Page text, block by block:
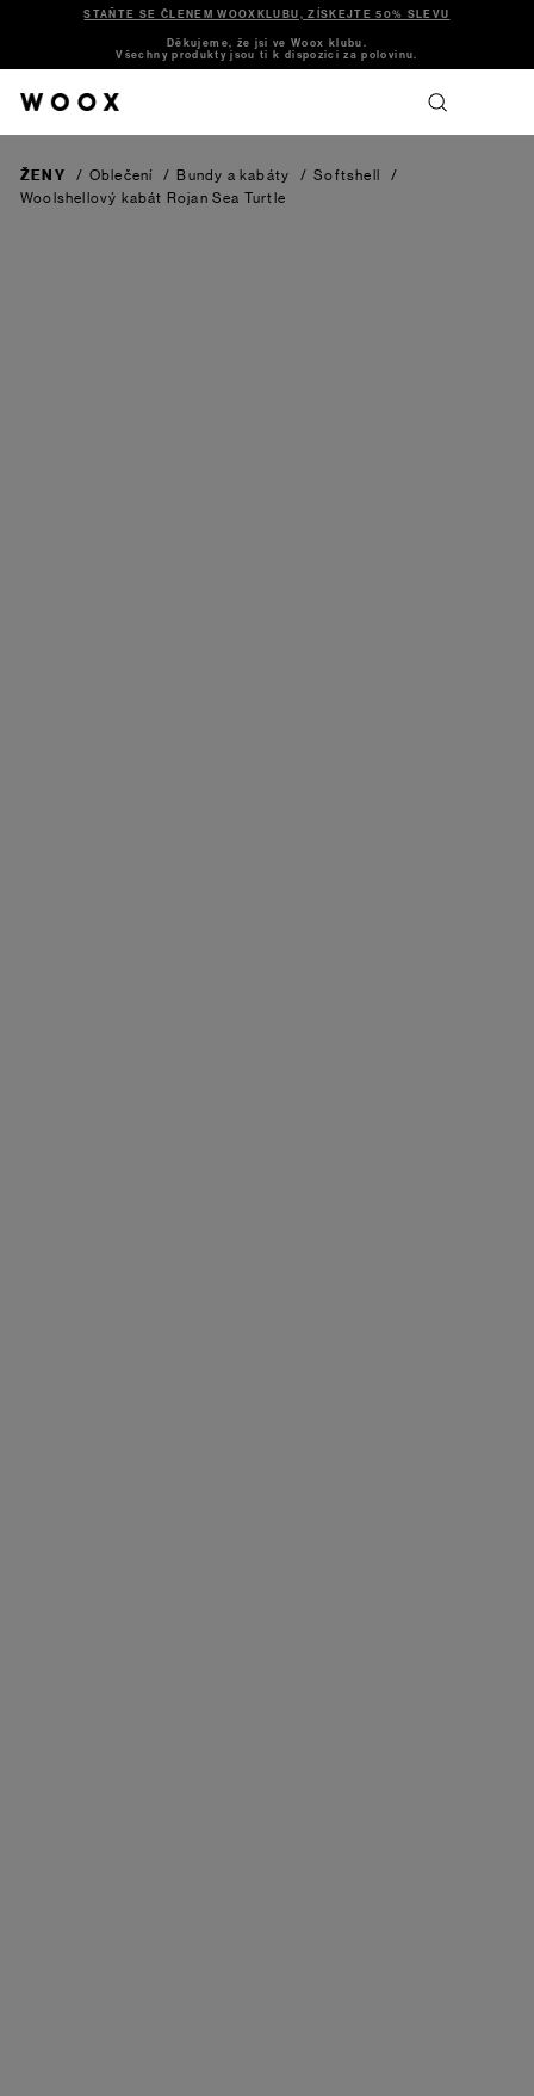
STAŇTE SE ČLENEM WOOXKLUBU, ZÍSKEJTE 50% SLEVU
Děkujeme, že jsi ve Woox klubu.
Všechny produkty jsou ti k dispozici za polovinu.
ŽENY / Oblečení / Bundy a kabáty / Softshell
/
Woolshellový kabát Rojan Sea Turtle